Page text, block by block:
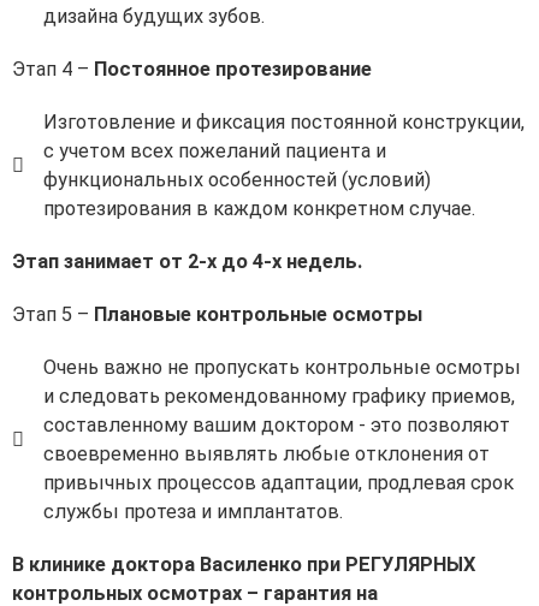
дизайна будущих зубов.
Этап 4 – Постоянное протезирование
Изготовление и фиксация постоянной конструкции,
с учетом всех пожеланий пациента и
функциональных особенностей (условий)
протезирования в каждом конкретном случае.
Этап занимает от 2-х до 4-х недель.
Этап 5 – Плановые контрольные осмотры
Очень важно не пропускать контрольные осмотры
и следовать рекомендованному графику приемов,
составленному вашим доктором - это позволяют
своевременно выявлять любые отклонения от
привычных процессов адаптации, продлевая срок
службы протеза и имплантатов.
В клинике доктора Василенко при РЕГУЛЯРНЫХ
контрольных осмотрах – гарантия на